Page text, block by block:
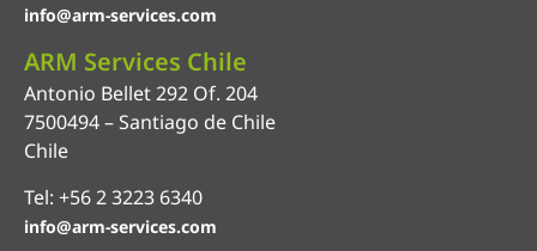
info@arm-services.com
ARM Services Chile
Antonio Bellet 292 Of. 204
7500494 – Santiago de Chile
Chile
Tel: +56 2 3223 6340
info@arm-services.com